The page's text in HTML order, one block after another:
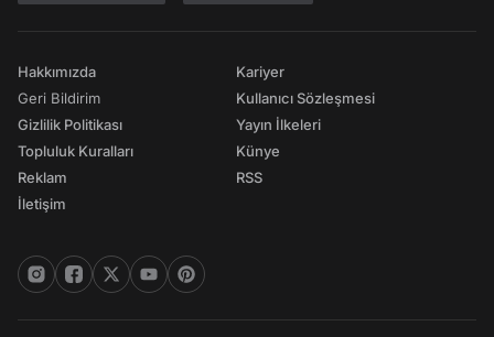
Hakkımızda
Geri Bildirim
Gizlilik Politikası
Topluluk Kuralları
Reklam
İletişim
Kariyer
Kullanıcı Sözleşmesi
Yayın İlkeleri
Künye
RSS